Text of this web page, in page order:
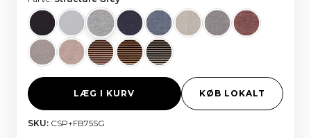
LÆG I KURV KØB LOKALT
SKU: CSP+FB75SG